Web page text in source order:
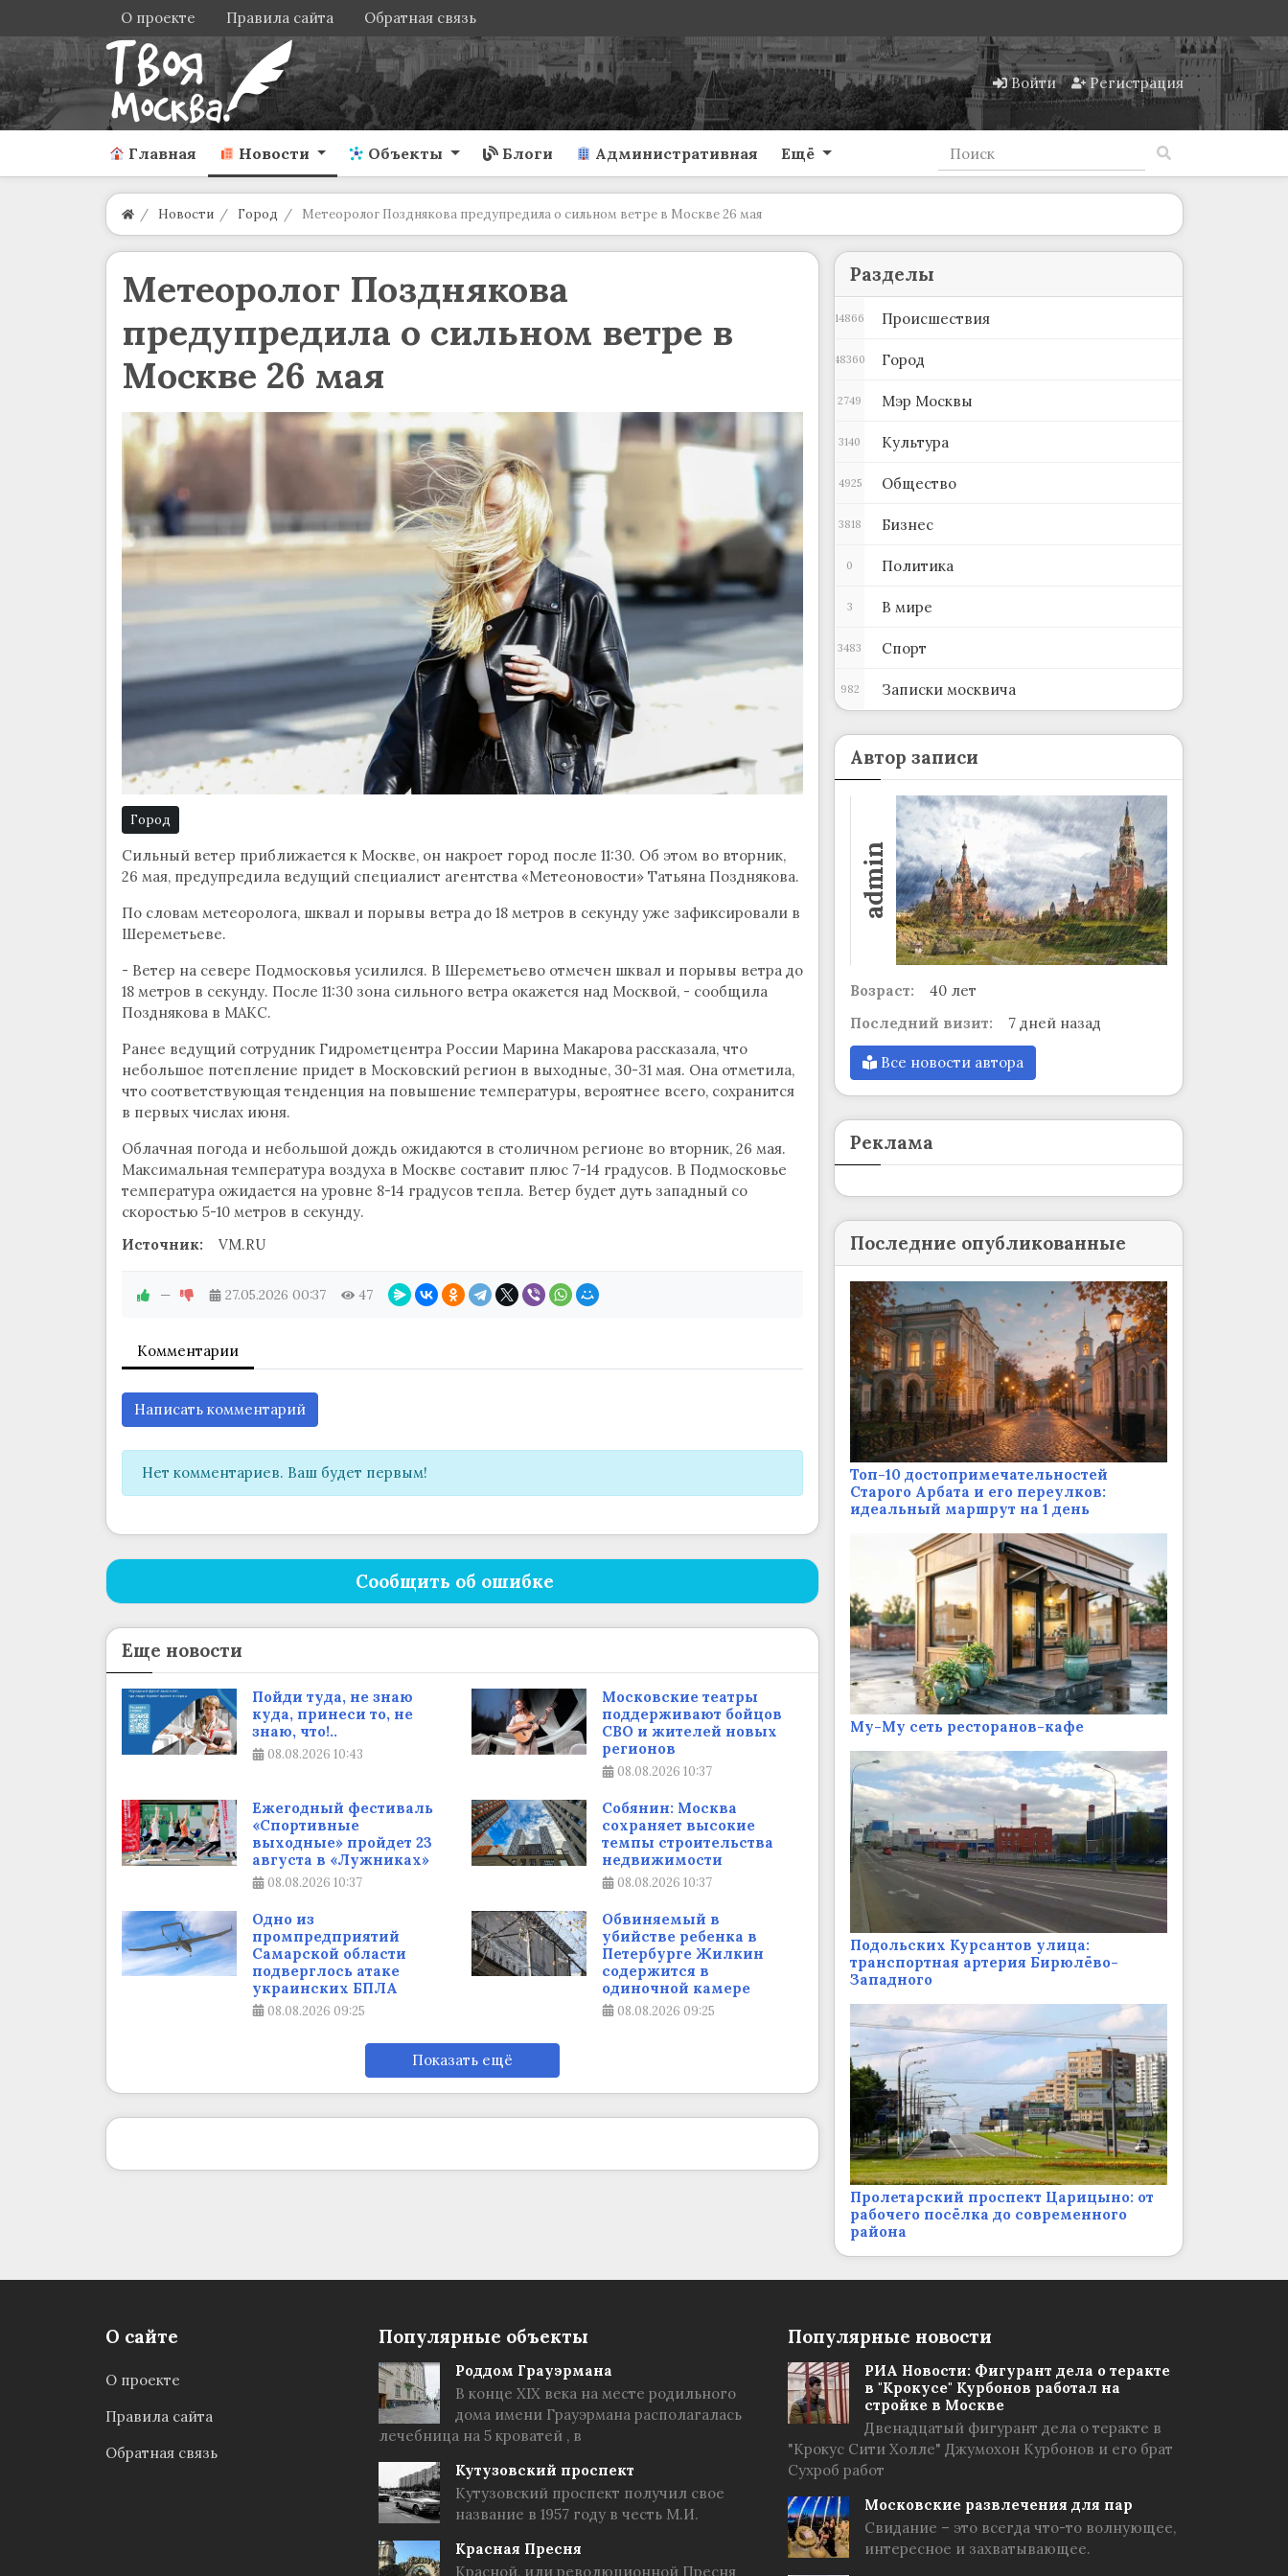
О проекте Правила сайта Обратная связь
Войти Регистрация
Главная Новости Объекты Блоги Административная Ещё
Новости Город Метеоролог Позднякова предупредила о сильном ветре в Москве 26 мая
Метеоролог Позднякова
предупредила о сильном ветре в
Москве 26 мая
Город
Сильный ветер приближается к Москве, он накроет город после 11:30. Об этом во вторник,
26 мая, предупредила ведущий специалист агентства «Метеоновости» Татьяна Позднякова.
По словам метеоролога, шквал и порывы ветра до 18 метров в секунду уже зафиксировали в
Шереметьеве.
- Ветер на севере Подмосковья усилился. В Шереметьево отмечен шквал и порывы ветра до
18 метров в секунду. После 11:30 зона сильного ветра окажется над Москвой, - сообщила
Позднякова в МАКС.
Ранее ведущий сотрудник Гидрометцентра России Марина Макарова рассказала, что
небольшое потепление придет в Московский регион в выходные, 30-31 мая. Она отметила,
что соответствующая тенденция на повышение температуры, вероятнее всего, сохранится
в первых числах июня.
Облачная погода и небольшой дождь ожидаются в столичном регионе во вторник, 26 мая.
Максимальная температура воздуха в Москве составит плюс 7-14 градусов. В Подмосковье
температура ожидается на уровне 8-14 градусов тепла. Ветер будет дуть западный со
скоростью 5-10 метров в секунду.
Источник:
VM.RU
— 27.05.2026 00:37 47
Комментарии
Написать комментарий
Нет комментариев. Ваш будет первым!
Сообщить об ошибке
Еще новости
Пойди туда, не знаю
куда, принеси то, не
знаю, что!..
08.08.2026 10:43
Московские театры
поддерживают бойцов
СВО и жителей новых
регионов
08.08.2026 10:37
Ежегодный фестиваль
«Спортивные
выходные» пройдет 23
августа в «Лужниках»
08.08.2026 10:37
Собянин: Москва
сохраняет высокие
темпы строительства
недвижимости
08.08.2026 10:37
Одно из
промпредприятий
Самарской области
подверглось атаке
украинских БПЛА
08.08.2026 09:25
Обвиняемый в
убийстве ребенка в
Петербурге Жилкин
содержится в
одиночной камере
08.08.2026 09:25
Показать ещё
Разделы
Происшествия
14866
Город
48360
Мэр Москвы
2749
Культура
3140
Общество
4925
Бизнес
3818
Политика
0
В мире
3
Спорт
3483
Записки москвича
982
Автор записи
admin
Возраст:
40 лет
Последний визит:
7 дней назад
Все новости автора
Реклама
Последние опубликованные
Топ-10 достопримечательностей
Старого Арбата и его переулков:
идеальный маршрут на 1 день
Му-Му сеть ресторанов-кафе
Подольских Курсантов улица:
транспортная артерия Бирюлёво-
Западного
Пролетарский проспект Царицыно: от
рабочего посёлка до современного
района
О сайте
О проекте
Правила сайта
Обратная связь
Популярные объекты
Роддом Грауэрмана
В конце XIX века на месте родильного
дома имени Грауэрмана располагалась
лечебница на 5 кроватей , в
Кутузовский проспект
Кутузовский проспект получил свое
название в 1957 году в честь М.И.
Красная Пресня
Красной, или революционной Пресня
Популярные новости
РИА Новости: Фигурант дела о теракте
в "Крокусе" Курбонов работал на
стройке в Москве
Двенадцатый фигурант дела о теракте в
"Крокус Сити Холле" Джумохон Курбонов и его брат
Сухроб работ
Московские развлечения для пар
Свидание – это всегда что-то волнующее,
интересное и захватывающее.